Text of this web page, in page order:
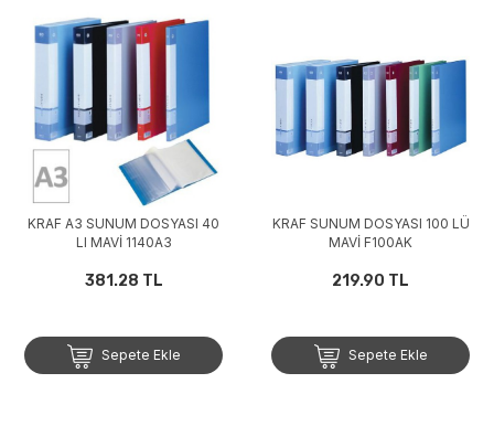
KRAF A3 SUNUM DOSYASI 40
LI MAVİ 1140A3
381.28 TL
Sepete Ekle
KRAF SUNUM DOSYASI 100 LÜ
MAVİ F100AK
219.90 TL
Sepete Ekle